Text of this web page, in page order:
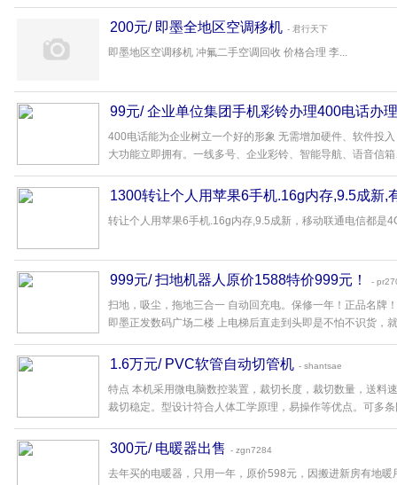
200元/ 即墨全地区空调移机 - 君行天下
即墨地区空调移机 冲氟二手空调回收 价格合理 李...
99元/ 企业单位集团手机彩铃办理400电话办理
400电话能为企业树立一个好的形象 无需增加硬件、软件投
大功能立即拥有。一线多号、企业彩铃、智能导航、语音信
1300转让个人用苹果6手机.16g内存,9.5成新,
转让个人用苹果6手机.16g内存,9.5成新，移动联通电信都是
999元/ 扫地机器人原价1588特价999元！ -
扫地，吸尘，拖地三合一 自动回充电。保修一年！正品名牌
即墨正发数码广场二楼 上电梯后直走到头即是不怕不识货，
1.6万元/ PVC软管自动切管机 - shantsae
特点 本机采用微电脑数控装置，裁切长度，裁切数量，送料
裁切稳定。型设计符合人体工学原理，易操作等优点。可多
300元/ 电暖器出售 - zgn7284
去年买的电暖器，只用一年，原价598元，因搬进新房有地暖